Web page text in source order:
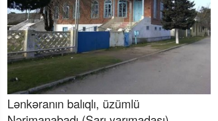
Lənkəranın balıqlı, üzümlü
Nərimanabadı (Sarı yarımadası)